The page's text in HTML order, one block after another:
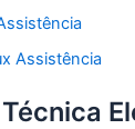
Assistência